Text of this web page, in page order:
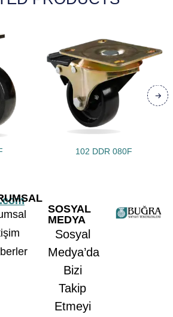
102 DDR 080F
SOSYAL
MEDYA
Sosyal
Medya’da
Bizi
Takip
Etmeyi